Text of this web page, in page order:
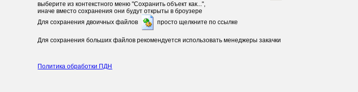
выберите из контекстного меню "Сохранить объект как...",
иначе вместо сохранения они будут открыты в броузере
Для сохранения двоичных файлов
просто щелкните по ссылке
Для сохранения больших файлов рекомендуется использовать менеджеры закачки
Политика обработки ПДН